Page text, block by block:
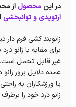
در این محصول از
ارتوپدی و توانبخشی
برای مقابه با زانو
غیر قابل تحمل
عمده دلایل بروز
یا ورزشکاران به
زانو درد خود را برطرف